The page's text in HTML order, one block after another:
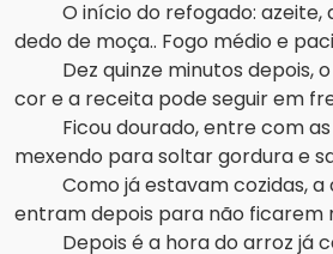
O início do refogado: azeite,
dedo de moça.. Fogo médio e
Dez quinze minutos depois, o
cor e a receita pode seguir em
Ficou dourado, entre com as
mexendo para soltar gordura e
Como já estavam cozidas, a
entram depois para não ficarem
Depois é a hora do arroz já